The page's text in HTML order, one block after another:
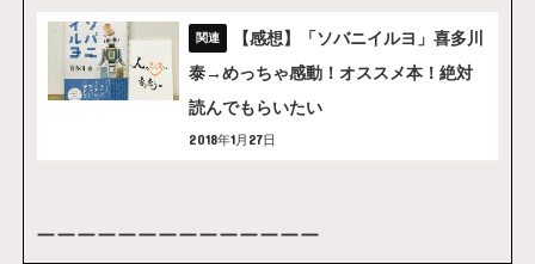
【感想】「ソバニイルヨ」喜多川
泰→めっちゃ感動！オススメ本！絶対
読んでもらいたい
2018年1月27日
ーーーーーーーーーーーーーー